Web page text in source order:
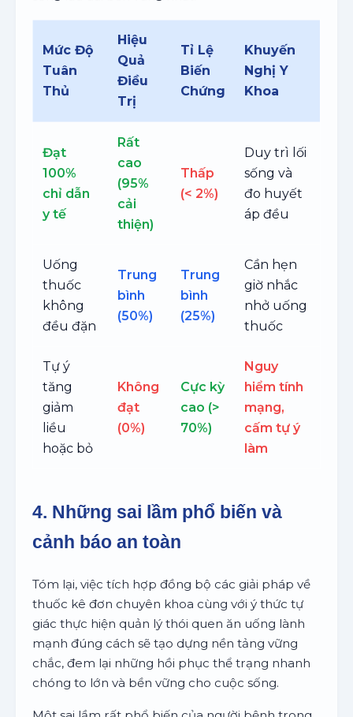
Mức Độ
Tuân
Thủ
Hiệu
Quả
Điều
Trị
Tỉ Lệ
Biến
Chứng
Khuyến
Nghị Y
Khoa
Đạt
100%
chỉ dẫn
y tế
Rất
cao
(95%
cải
thiện)
Thấp
(< 2%)
Duy trì lối
sống và
đo huyết
áp đều
Uống
thuốc
không
đều đặn
Trung
bình
(50%)
Trung
bình
(25%)
Cần hẹn
giờ nhắc
nhở uống
thuốc
Tự ý
tăng
giảm
liều
hoặc bỏ
Không
đạt
(0%)
Cực kỳ
cao (>
70%)
Nguy
hiểm tính
mạng,
cấm tự ý
làm
4. Những sai lầm phổ biến và
cảnh báo an toàn
Tóm lại, việc tích hợp đồng bộ các giải pháp về
thuốc kê đơn chuyên khoa cùng với ý thức tự
giác thực hiện quản lý thói quen ăn uống lành
mạnh đúng cách sẽ tạo dựng nền tảng vững
chắc, đem lại những hồi phục thể trạng nhanh
chóng to lớn và bền vững cho cuộc sống.